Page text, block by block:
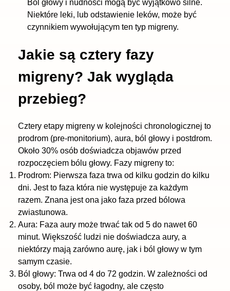
Ból głowy i nudności mogą być wyjątkowo silne.
Niektóre leki, lub odstawienie leków, może być
czynnikiem wywołującym ten typ migreny.
Jakie są cztery fazy
migreny? Jak wygląda
przebieg?
Cztery etapy migreny w kolejności chronologicznej to
prodrom (pre-monitorium), aura, ból głowy i postdrom.
Około 30% osób doświadcza objawów przed
rozpoczęciem bólu głowy. Fazy migreny to:
Prodrom: Pierwsza faza trwa od kilku godzin do kilku
dni. Jest to faza która nie występuje za każdym
razem. Znana jest ona jako faza przed bólowa
zwiastunowa.
Aura: Faza aury może trwać tak od 5 do nawet 60
minut. Większość ludzi nie doświadcza aury, a
niektórzy mają zarówno aurę, jak i ból głowy w tym
samym czasie.
Ból głowy: Trwa od 4 do 72 godzin. W zależności od
osoby, ból może być łagodny, ale często